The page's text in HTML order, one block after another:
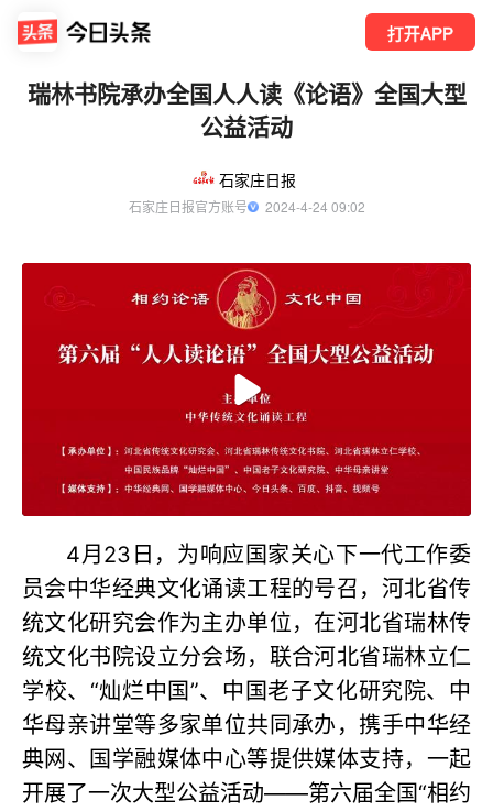
打开APP
瑞林书院承办全国人人读《论语》全国大型
公益活动
石家庄日报
石家庄日报官方账号
  2024-4-24 09:02
4月23日，为响应国家关心下一代工作委
员会中华经典文化诵读工程的号召，河北省传
统文化研究会作为主办单位，在河北省瑞林传
统文化书院设立分会场，联合河北省瑞林立仁
学校、“灿烂中国”、中国老子文化研究院、中
华母亲讲堂等多家单位共同承办，携手中华经
典网、国学融媒体中心等提供媒体支持，一起
开展了一次大型公益活动——第六届全国“相约